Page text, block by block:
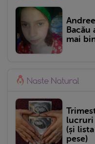
Bacău
mai
lucruri
(și
pese)